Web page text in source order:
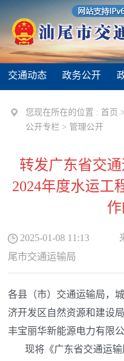
交通动态 政务公开
您现在所在的位置 : 首页 >
公开专栏 > 管理公开
转发广东省交
2024年度水运工
2025-01-08 11:13
尾市交通运输局
各县（市）交通运输局，
济开发区自然资源和建设
丰宝丽华新能源电力有限公
现将《广东省交通运输